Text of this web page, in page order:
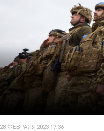
28 ФЕВРАЛЯ 2023 17:36